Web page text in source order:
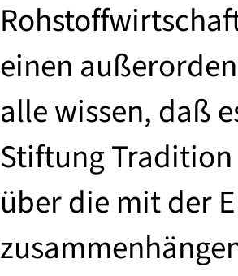
einen
alle wissen, daß
Stiftung
über die mit der